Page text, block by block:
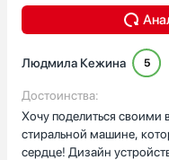
Людмила Кежина 5
Достоинства:
Хочу поделиться своими
стиральной машине,
сердце! Дизайн